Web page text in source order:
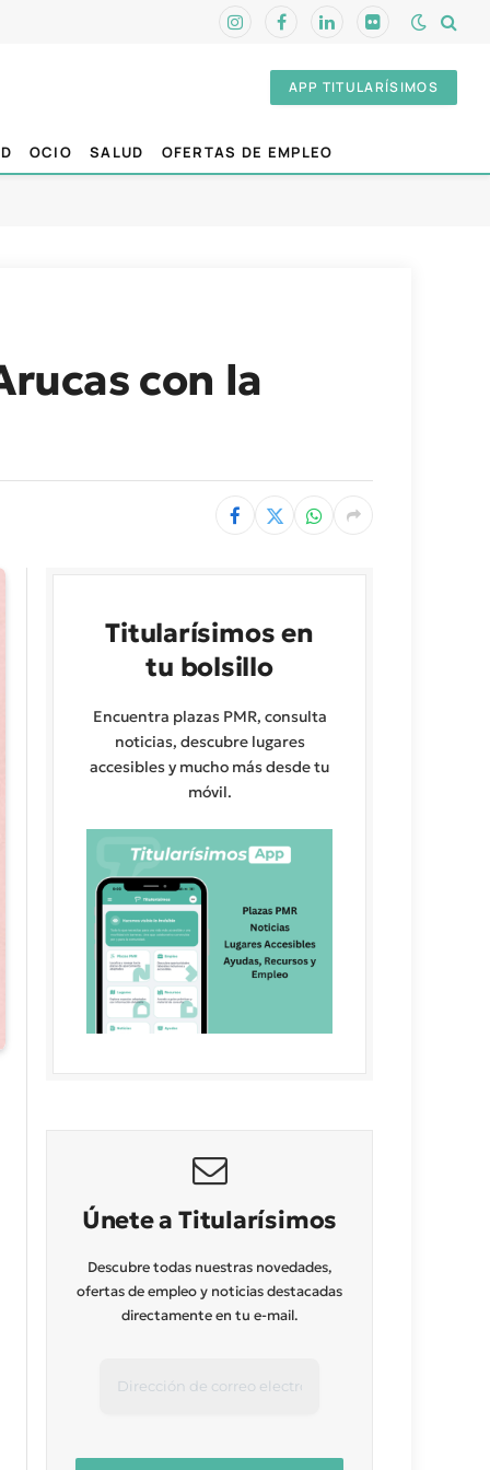
InstagramFacebookLinkedInFlickr
APP TITULARÍSIMOS
OCIO SALUD OFERTAS DE EMPLEO
con la
Titularísimos en
tu bolsillo
Encuentra plazas PMR, consulta
noticias, descubre lugares
accesibles y mucho más desde tu
móvil.
Únete a Titularísimos
Descubre todas nuestras novedades,
ofertas de empleo y noticias destacadas
directamente en tu e-mail.